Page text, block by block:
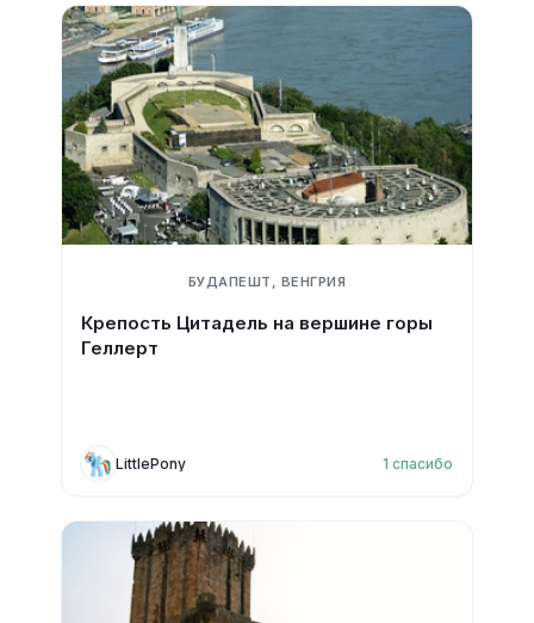
БУДАПЕШТ, ВЕНГРИЯ
Крепость Цитадель на вершине горы
Геллерт
LittlePony 1 спасибо